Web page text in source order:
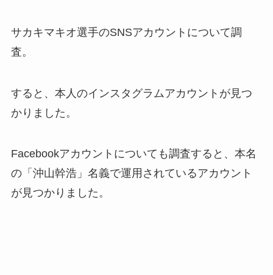
サカキマキオ選手のSNSアカウントについて調
査。
すると、本人のインスタグラムアカウントが見つ
かりました。
Facebookアカウントについても調査すると、本名
の「沖山幹浩」名義で運用されているアカウント
が見つかりました。